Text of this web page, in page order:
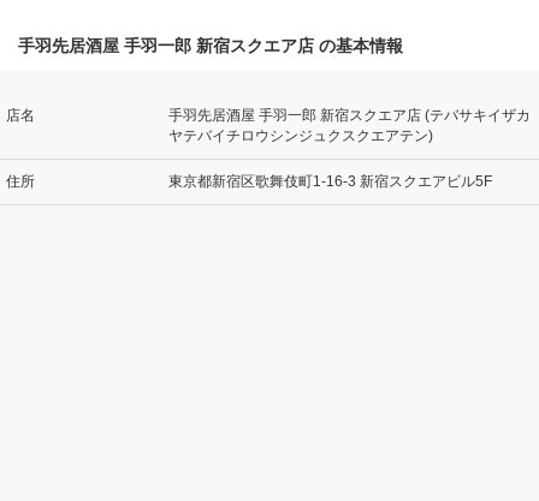
手羽先居酒屋 手羽一郎 新宿スクエア店 の基本情報
店名
手羽先居酒屋 手羽一郎 新宿スクエア店 (テバサキイザカ
ヤテバイチロウシンジュクスクエアテン)
住所 東京都新宿区歌舞伎町1-16-3 新宿スクエアビル5F